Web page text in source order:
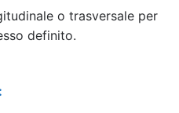
o trasversale per
definito.